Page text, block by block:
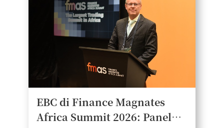
EBC di Finance Magnates
Africa Summit 2026: Panel